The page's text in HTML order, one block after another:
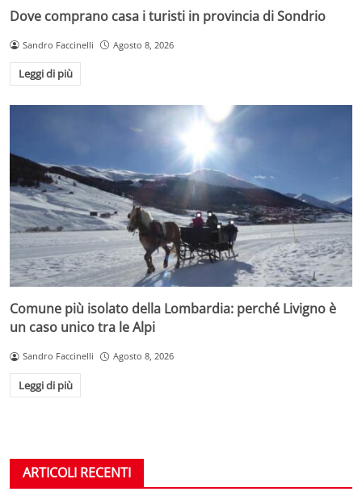
Dove comprano casa i turisti in provincia di Sondrio
Sandro Faccinelli Agosto 8, 2026
Leggi di più
Comune più isolato della Lombardia: perché Livigno è
un caso unico tra le Alpi
Sandro Faccinelli Agosto 8, 2026
Leggi di più
ARTICOLI RECENTI